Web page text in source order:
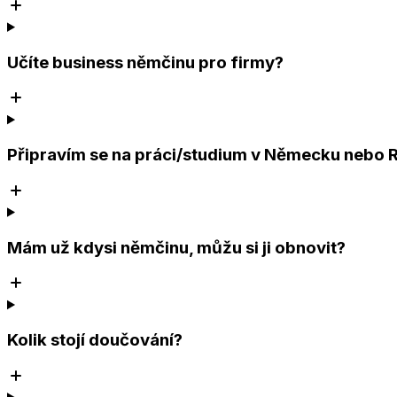
Učíte business němčinu pro firmy?
Připravím se na práci/studium v Německu nebo
Mám už kdysi němčinu, můžu si ji obnovit?
Kolik stojí doučování?